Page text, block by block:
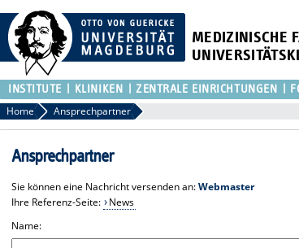
MEDIZINISCHE
INSTITUTE KLINIKEN ZENTRALE EINRICHTUNGEN
Home Ansprechpartner
Ansprechpartner
Sie können eine Nachricht versenden an:Webmaster
Ihre Referenz-Seite:
News
Name: